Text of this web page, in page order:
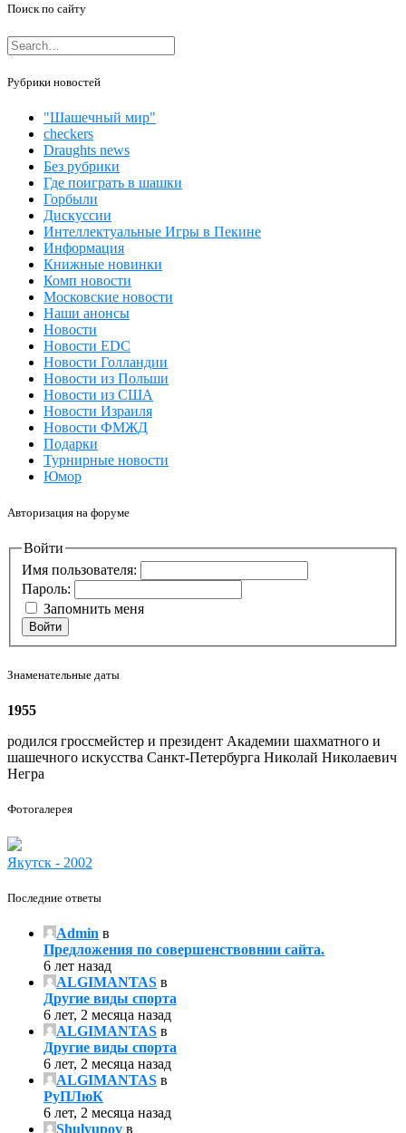
Поиск по сайту
Рубрики новостей
"Шашечный мир"
checkers
Draughts news
Без рубрики
Где поиграть в шашки
Горбыли
Дискуссии
Интеллектуальные Игры в Пекине
Информация
Книжные новинки
Комп новости
Московские новости
Наши анонсы
Новости
Новости EDC
Новости Голландии
Новости из Польши
Новости из США
Новости Израиля
Новости ФМЖД
Подарки
Турнирные новости
Юмор
Авторизация на форуме
Войти
Имя пользователя:
Пароль:
Запомнить меня
Войти
Знаменательные даты
1955
родился гроссмейстер и президент Академии шахматного и
шашечного искусства Санкт-Петербурга Николай Николаевич
Негра
Фотогалерея
Якутск - 2002
Последние ответы
Admin в
Предложения по совершенствовнии сайта.
6 лет назад
ALGIMANTAS в
Другие виды спорта
6 лет, 2 месяца назад
ALGIMANTAS в
Другие виды спорта
6 лет, 2 месяца назад
ALGIMANTAS в
РуПЛюК
6 лет, 2 месяца назад
Shulyupov в